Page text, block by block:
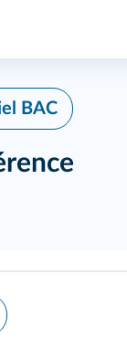
BAC